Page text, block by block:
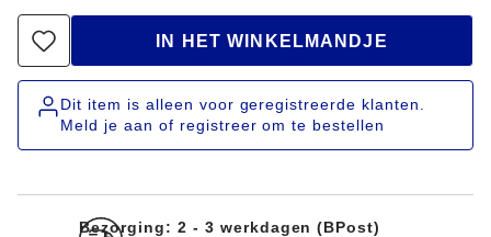
IN HET WINKELMANDJE
Dit item is alleen voor geregistreerde klanten.
Meld je aan of registreer om te bestellen
Bezorging: 2 - 3 werkdagen (BPost)